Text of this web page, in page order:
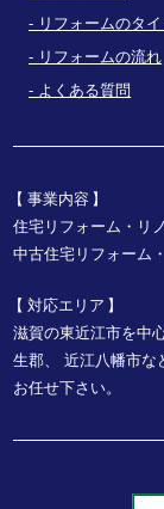
リフォームのタ
リフォームの流れ
よくある質問
事業内容
住宅リフォーム・リ
中古住宅リフォーム
対応エリア
滋賀の東近江市を中
生郡、
近江八幡市な
お任せ下さい。